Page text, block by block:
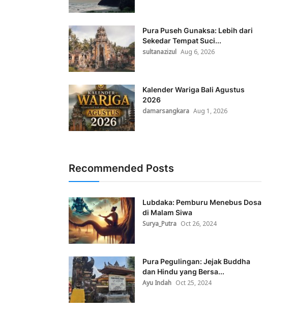
Pura Puseh Gunaksa: Lebih dari
Sekedar Tempat Suci...
sultanazizul Aug 6, 2026
Kalender Wariga Bali Agustus
2026
damarsangkara Aug 1, 2026
Recommended Posts
Lubdaka: Pemburu Menebus Dosa
di Malam Siwa
Surya_Putra Oct 26, 2024
Pura Pegulingan: Jejak Buddha
dan Hindu yang Bersa...
Ayu Indah Oct 25, 2024